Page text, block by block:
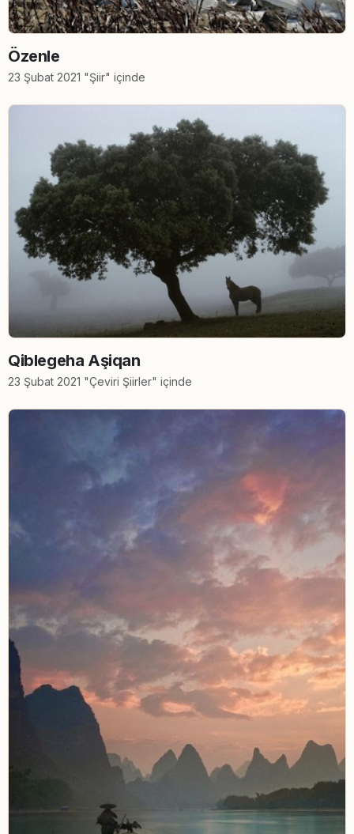
Özenle
23 Şubat 2021 "Şiir" içinde
Qiblegeha Aşiqan
23 Şubat 2021 "Çeviri Şiirler" içinde